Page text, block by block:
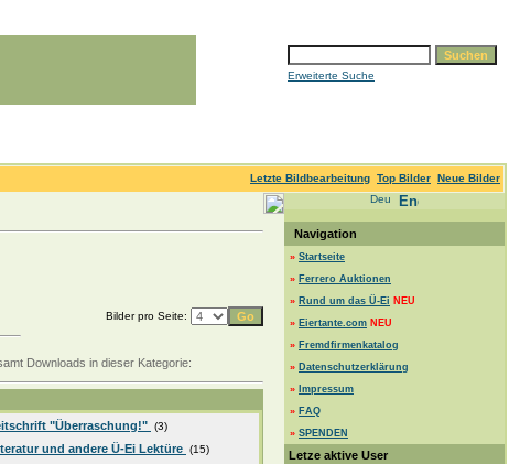
Erweiterte Suche
Letzte Bildbearbeitung Top Bilder Neue Bilder
Bilder pro Seite:
Downloads in dieser Kategorie:
"Überraschung!" (3)
und andere Ü-Ei Lektüre (15)
Navigation
» Startseite
» Ferrero Auktionen
» Rund um das Ü-Ei NEU
» Eiertante.com NEU
» Fremdfirmenkatalog
» Datenschutzerklärung
» Impressum
» FAQ
» SPENDEN
Letze aktive User